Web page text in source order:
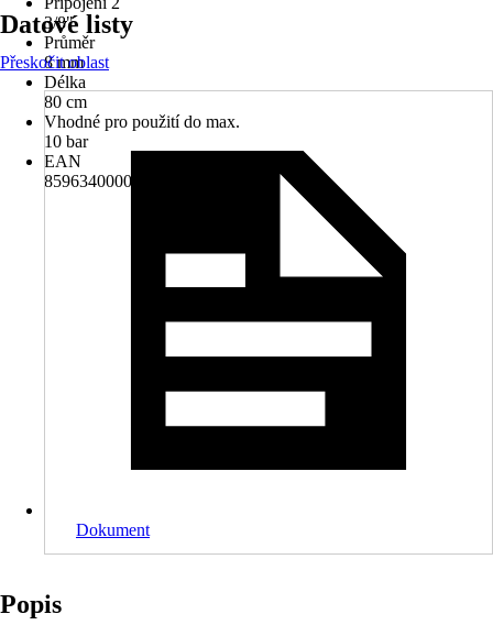
3/8"
Průměr
8 mm
Délka
80 cm
Vhodné pro použití do max.
10 bar
EAN
8596340000029
Datové listy
Přeskočit oblast
Dokument
Popis